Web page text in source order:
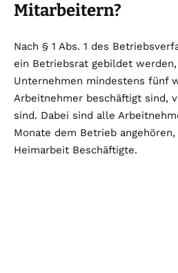
Mitarbeitern?
Nach § 1 Abs. 1 des
ein Betriebsrat gebildet
Unternehmen mindestens fünf
Arbeitnehmer beschäftigt sind,
sind. Dabei sind alle
Monate dem Betrieb
Heimarbeit Beschäftigte.